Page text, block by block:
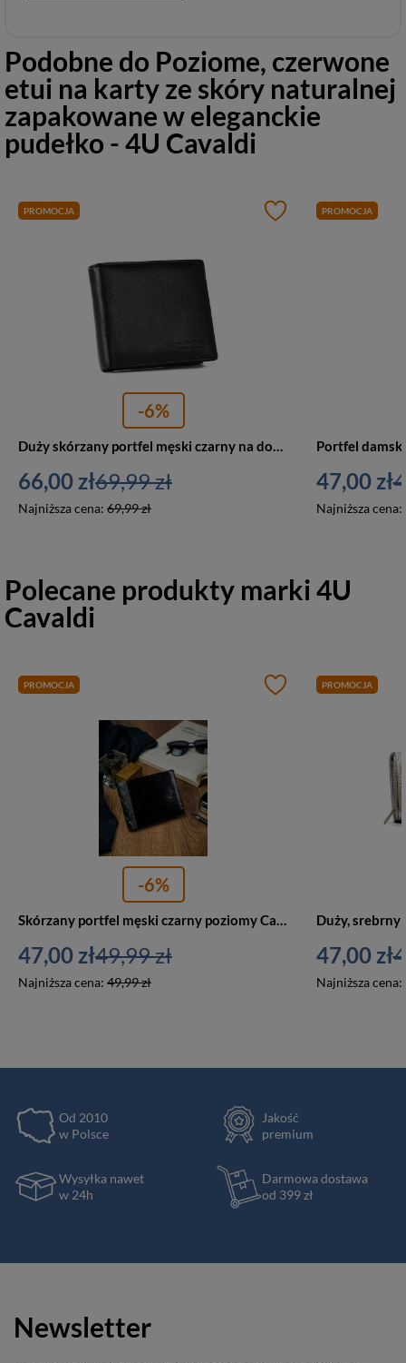
Podobne do Poziome, czerwone
etui na karty ze skóry naturalnej
zapakowane w eleganckie
pudełko - 4U Cavaldi
PROMOCJA
-6%
Duży skórzany portfel męski czarny na dowód rejestracyjny — Cavaldi M208-PU
66,00 zł
Najniższa cena: 69,99 zł
69,99 zł
PROMOCJA
47,00 zł
Najniższa cena:
Polecane produkty marki4U
Cavaldi
PROMOCJA
-6%
Skórzany portfel męski czarny poziomy Cavaldi N7-IVT BL
47,00 zł
Najniższa cena: 49,99 zł
49,99 zł
PROMOCJA
47,00 zł
Najniższa cena:
Od 2010
w Polsce
Jakość
premium
Wysyłka nawet
w 24h
Darmowa dostawa
od 399 zł
Newsletter